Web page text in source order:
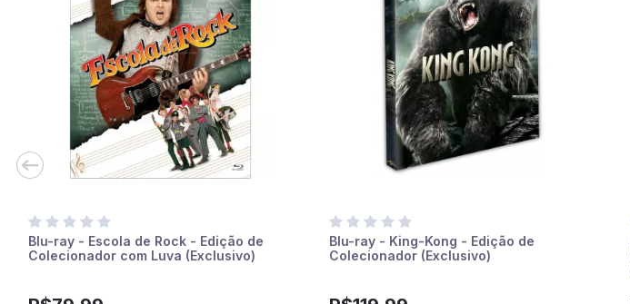
Blu-ray - Escola de Rock - Edição de
Colecionador com Luva (Exclusivo)
Blu-ray - King-Kong - Edição de
Colecionador (Exclusivo)